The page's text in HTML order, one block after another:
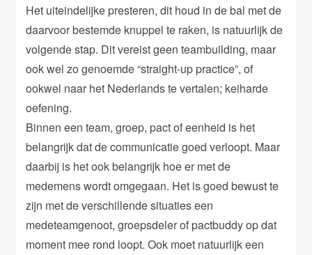
Het uiteindelijke presteren, dit houd in de bal met de
daarvoor bestemde knuppel te raken, is natuurlijk de
volgende stap. Dit vereist geen teambuilding, maar
ook wel zo genoemde “straight-up practice”, of
ookwel naar het Nederlands te vertalen; keiharde
oefening.
Binnen een team, groep, pact of eenheid is het
belangrijk dat de communicatie goed verloopt. Maar
daarbij is het ook belangrijk hoe er met de
medemens wordt omgegaan. Het is goed bewust te
zijn met de verschillende situaties een
medeteamgenoot, groepsdeler of pactbuddy op dat
moment mee rond loopt. Ook moet natuurlijk een